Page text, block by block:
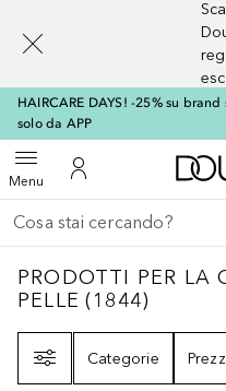
HAIRCARE DAYS! -25% su
solo da APP
MenuApri menuAl Mio Account
Torna indietro
Esegui ricerca
PRODOTTI PER
PRODOTTI PER LA
PELLE (1844)
Categorie